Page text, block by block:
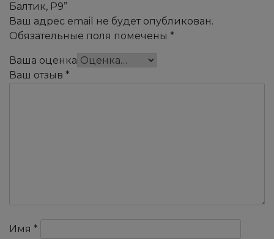
Балтик, Р9”
Ваш адрес email не будет опубликован.
Обязательные поля помечены *
Ваша оценка
Ваш отзыв *
Имя *